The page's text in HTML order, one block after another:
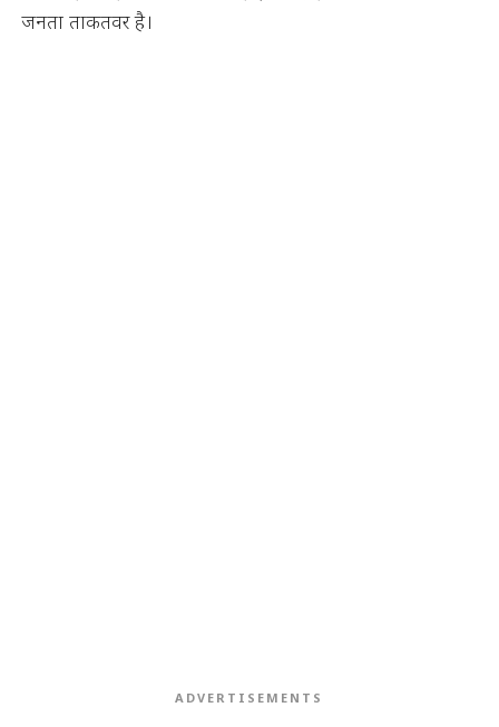
जनता ताकतवर है।
ADVERTISEMENTS